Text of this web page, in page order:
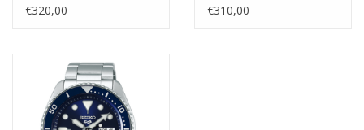
€320,00
€310,00